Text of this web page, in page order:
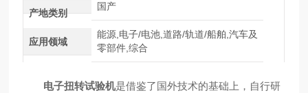
产地类别
国产
应用领域
能源,电子/电池,道路/轨道/船舶,汽车及
零部件,综合
电子扭转试验机是借鉴了国外技术的基础上，自行研